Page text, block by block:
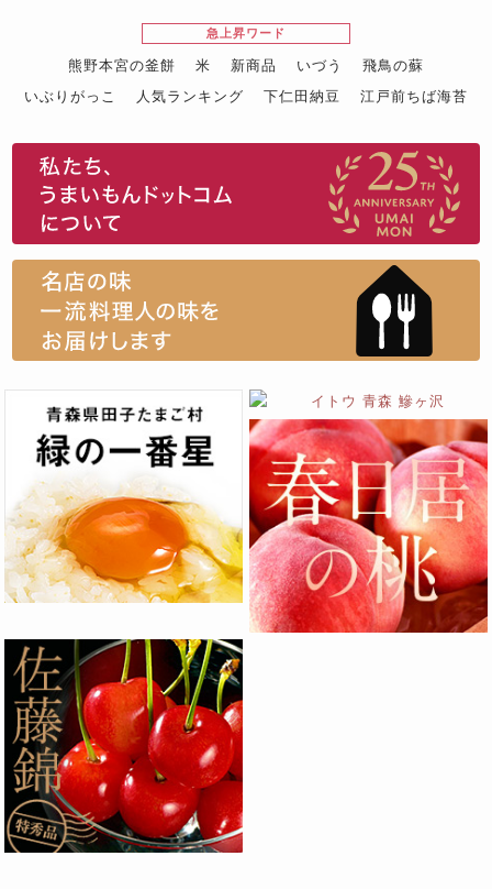
急上昇ワード
熊野本宮の釜餅 米 新商品 いづう
飛鳥の蘇
いぶりがっこ
人気ランキング 下仁田納豆
江戸前ちば海苔